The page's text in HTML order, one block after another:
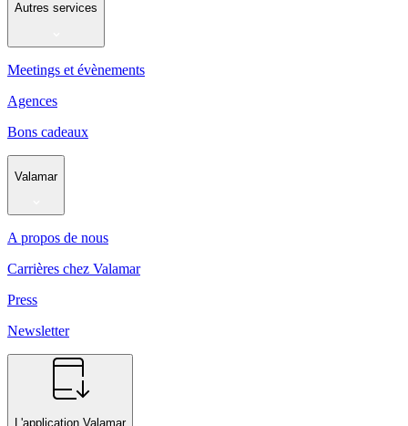
Autres services
Meetings et évènements
Agences
Bons cadeaux
Valamar
A propos de nous
Carrières chez Valamar
Press
Newsletter
L'application Valamar